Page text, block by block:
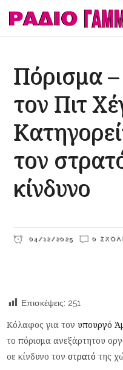
Πόρισμα
τον Πιτ
τον
κίνδυνο
04/12/2025 0
Επισκέψεις: 251
Κόλαφος για τονυπουργό
το πόρισμα ανεξάρτητου
σε κίνδυνο τονστρατό της